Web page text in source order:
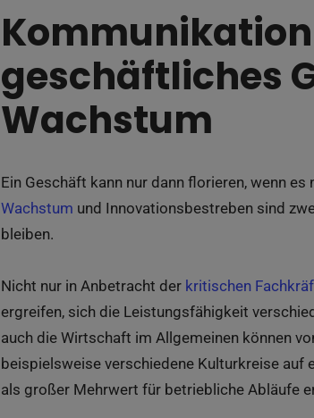
geschäftliches
Wachstum
Ein Geschäft kann nur dann florieren, wenn
Wachstum und Innovationsbestreben sind
bleiben.
Nicht nur in Anbetracht der kritischen
ergreifen, sich die Leistungsfähigkeit
auch die Wirtschaft im Allgemeinen können
beispielsweise verschiedene Kulturkreise auf
als großer Mehrwert für betriebliche Abläufe